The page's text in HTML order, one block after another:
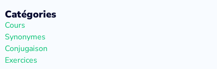
Catégories
Cours
Synonymes
Conjugaison
Exercices